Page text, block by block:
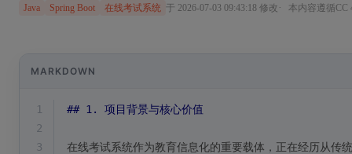
Java Spring Boot 在线考试系统 于 2026-07-03 09:43:18 修改 · 本内容遵循CC
MARKDOWN
1
## 1. 项目背景与核心价值
2
3
在线考试系统作为教育信息化的重要载体，正在经历从